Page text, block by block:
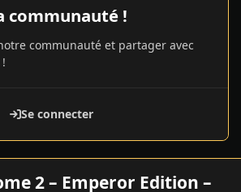
communauté !
communauté et partager avec
Se connecter
2 – Emperor Edition –